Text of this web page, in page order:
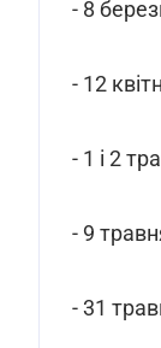
- 8
- 12
- 1 і 2
- 9
- 31